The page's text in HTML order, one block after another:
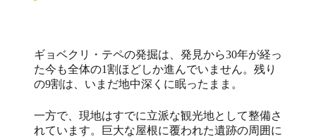
ギョベクリ・テペの発掘は、発見から30年が経っ
た今も全体の1割ほどしか進んでいません。残り
の9割は、いまだ地中深くに眠ったまま。
一方で、現地はすでに立派な観光地として整備さ
れています。巨大な屋根に覆われた遺跡の周囲に